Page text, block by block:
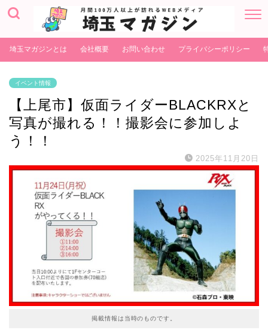
埼玉マガジンとは 会社概要 お問い合わせ プライバシーポリシー
イベント情報
【上尾市】仮面ライダーBLACKRXと
写真が撮れる！！撮影会に参加しよ
う！！
2025年11月20日
掲載情報は当時のものです。